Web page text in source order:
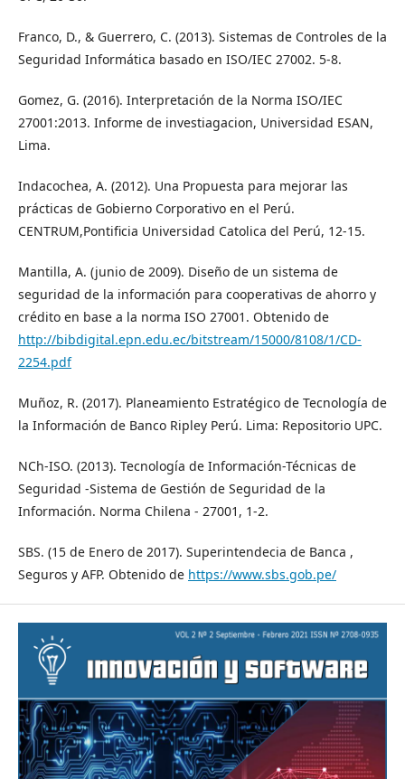
Franco, D., & Guerrero, C. (2013). Sistemas de Controles de la
Seguridad Informática basado en ISO/IEC 27002. 5-8.
Gomez, G. (2016). Interpretación de la Norma ISO/IEC
27001:2013. Informe de investiagacion, Universidad ESAN,
Lima.
Indacochea, A. (2012). Una Propuesta para mejorar las
prácticas de Gobierno Corporativo en el Perú.
CENTRUM,Pontificia Universidad Catolica del Perú, 12-15.
Mantilla, A. (junio de 2009). Diseño de un sistema de
seguridad de la información para cooperativas de ahorro y
crédito en base a la norma ISO 27001. Obtenido de
http://bibdigital.epn.edu.ec/bitstream/15000/8108/1/CD-
2254.pdf
Muñoz, R. (2017). Planeamiento Estratégico de Tecnología de
la Información de Banco Ripley Perú. Lima: Repositorio UPC.
NCh-ISO. (2013). Tecnología de Información-Técnicas de
Seguridad -Sistema de Gestión de Seguridad de la
Información. Norma Chilena - 27001, 1-2.
SBS. (15 de Enero de 2017). Superintendecia de Banca ,
Seguros y AFP. Obtenido de https://www.sbs.gob.pe/